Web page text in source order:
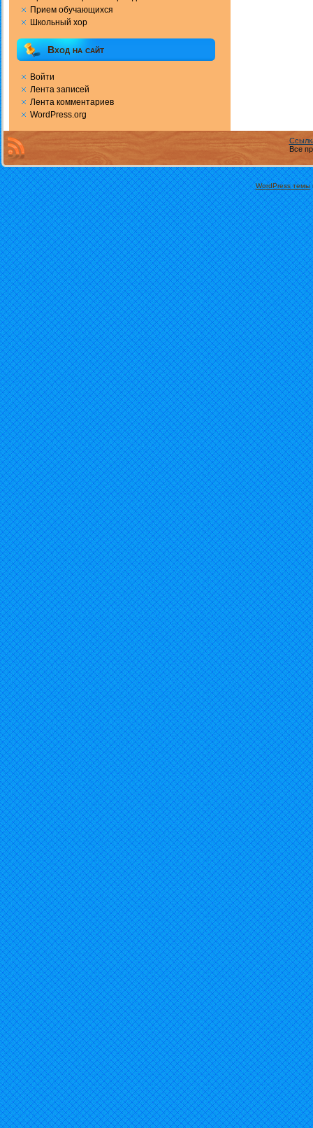
Прием обучающихся
Школьный хор
Вход на сайт
Войти
Лента записей
Лента комментариев
WordPress.org
Все
WordPress темы